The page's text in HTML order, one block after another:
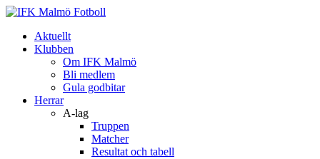
Aktuellt
Klubben
Om IFK Malmö
Bli medlem
Gula godbitar
Herrar
A-lag
Truppen
Matcher
Resultat och tabell